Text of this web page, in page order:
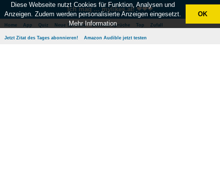
Ich mag ... mylikes.at! ❤❤❤
Home App Quiz Neue Sprüche Beliebte Sprüche Top Zufall
Jetzt Zitat des Tages abonnieren! Amazon Audible jetzt testen
Diese Webseite nutzt Cookies für Funktion, Analysen und
Anzeigen. Zudem werden personalisierte Anzeigen eingesetzt.
Mehr Information
OK